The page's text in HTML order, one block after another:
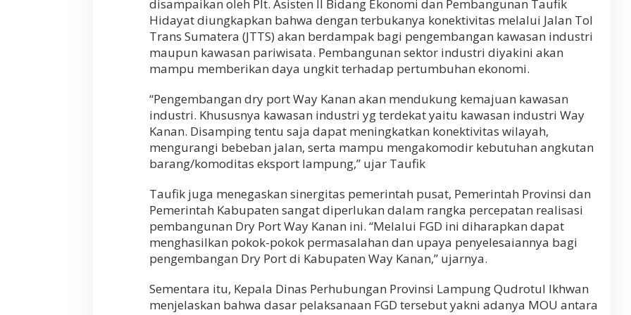
disampaikan oleh Plt. Asisten II Bidang Ekonomi dan Pembangunan Taufik
Hidayat diungkapkan bahwa dengan terbukanya konektivitas melalui Jalan Tol
Trans Sumatera (JTTS) akan berdampak bagi pengembangan kawasan industri
maupun kawasan pariwisata. Pembangunan sektor industri diyakini akan
mampu memberikan daya ungkit terhadap pertumbuhan ekonomi.
“Pengembangan dry port Way Kanan akan mendukung kemajuan kawasan
industri. Khususnya kawasan industri yg terdekat yaitu kawasan industri Way
Kanan. Disamping tentu saja dapat meningkatkan konektivitas wilayah,
mengurangi bebeban jalan, serta mampu mengakomodir kebutuhan angkutan
barang/komoditas eksport lampung,” ujar Taufik
Taufik juga menegaskan sinergitas pemerintah pusat, Pemerintah Provinsi dan
Pemerintah Kabupaten sangat diperlukan dalam rangka percepatan realisasi
pembangunan Dry Port Way Kanan ini. “Melalui FGD ini diharapkan dapat
menghasilkan pokok-pokok permasalahan dan upaya penyelesaiannya bagi
pengembangan Dry Port di Kabupaten Way Kanan,” ujarnya.
Sementara itu, Kepala Dinas Perhubungan Provinsi Lampung Qudrotul Ikhwan
menjelaskan bahwa dasar pelaksanaan FGD tersebut yakni adanya MOU antara